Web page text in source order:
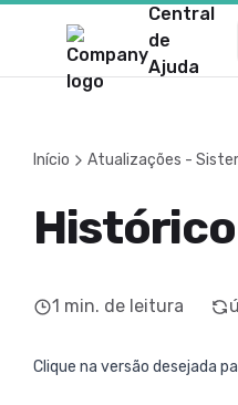
Central
de
Ajuda
Início Atualizações -
1 min. de leitura
Clique na versão desejada